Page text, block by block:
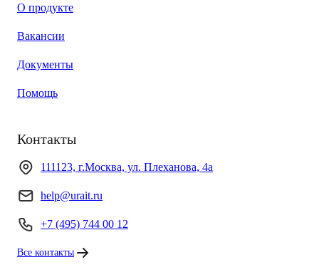
О продукте
Вакансии
Документы
Помощь
Контакты
111123, г.Москва, ул. Плеханова, 4а
help@urait.ru
+7 (495) 744 00 12
Все контакты